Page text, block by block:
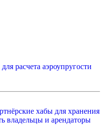
расчета аэроупругости
хабы для хранения
владельцы и арендаторы